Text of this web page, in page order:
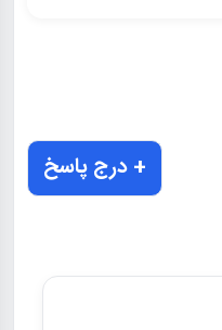
+ درج پاسخ